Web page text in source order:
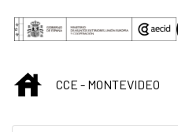
Saltar al contenido principal
INICIOCCE - MONTEVIDEO